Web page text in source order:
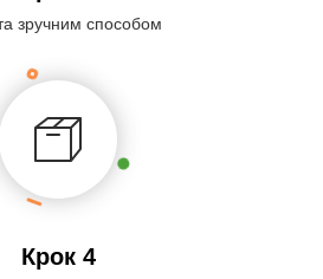
зручним способом
Крок 4